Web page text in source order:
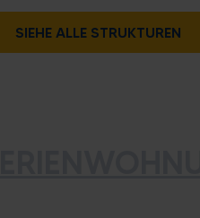
SIEHE ALLE STRUKTUREN